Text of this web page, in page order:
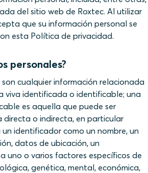
del sitio web de Roxtec. Al utilizar
que su información personal se
esta Política de privacidad.
personales?
cualquier información relacionada
viva identificada o identificable; una
es aquella que puede ser
directa o indirecta, en particular
identificador como un nombre, un
datos de ubicación, un
uno o varios factores específicos de
genética, mental, económica,